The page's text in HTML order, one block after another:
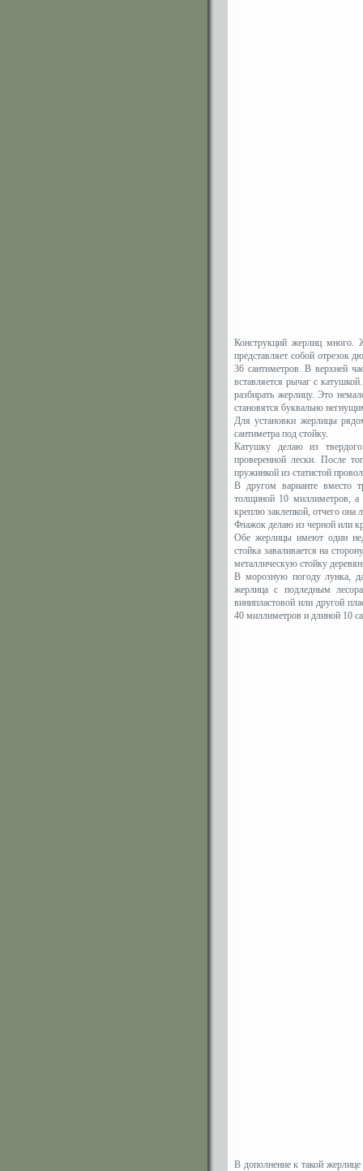
Конструкций жерлиц много.
представляет собой отрезок
36 сантиметров. В верхней
вставляется рычаг с
разбирать жерлицу. Это
становятся буквально
Для установки жерлицы
сантиметра под стойку.
Катушку делаю из
проверенной лески. После
пружинкой из статистой
В другом варианте вместо
толщиной 10 миллиметров, а
креплю заклепкой, отчего она
Флажок делаю из черной или
Обе жерлицы имеют один
стойка заваливается на
металлическую стойку
В морозную погоду лунка,
жерлица с подледным
винипластовой или другой
40 миллиметров и длиной 10
В дополнение к такой